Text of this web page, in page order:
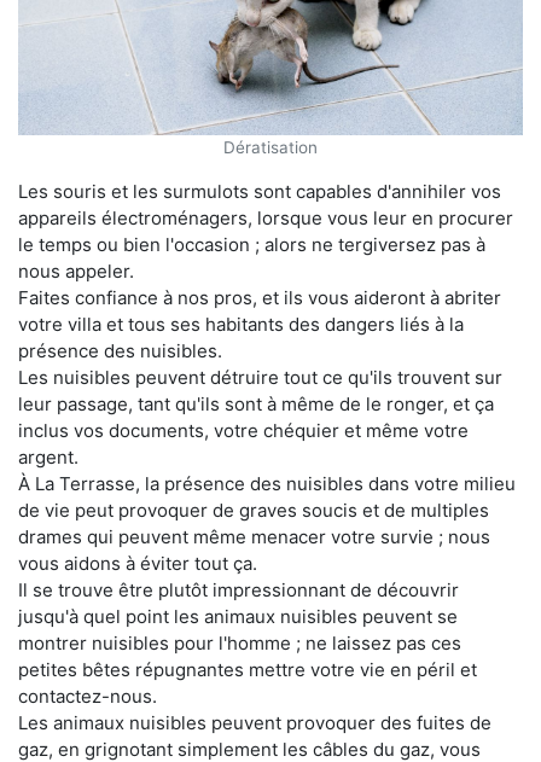
Dératisation
Les souris et les surmulots sont capables d'annihiler vos
appareils électroménagers, lorsque vous leur en procurer
le temps ou bien l'occasion ; alors ne tergiversez pas à
nous appeler.
Faites confiance à nos pros, et ils vous aideront à abriter
votre villa et tous ses habitants des dangers liés à la
présence des nuisibles.
Les nuisibles peuvent détruire tout ce qu'ils trouvent sur
leur passage, tant qu'ils sont à même de le ronger, et ça
inclus vos documents, votre chéquier et même votre
argent.
À La Terrasse, la présence des nuisibles dans votre milieu
de vie peut provoquer de graves soucis et de multiples
drames qui peuvent même menacer votre survie ; nous
vous aidons à éviter tout ça.
Il se trouve être plutôt impressionnant de découvrir
jusqu'à quel point les animaux nuisibles peuvent se
montrer nuisibles pour l'homme ; ne laissez pas ces
petites bêtes répugnantes mettre votre vie en péril et
contactez-nous.
Les animaux nuisibles peuvent provoquer des fuites de
gaz, en grignotant simplement les câbles du gaz, vous